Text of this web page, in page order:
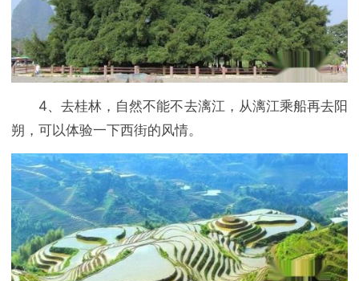
4、去桂林，自然不能不去漓江，从漓江乘船再去阳
朔，可以体验一下西街的风情。